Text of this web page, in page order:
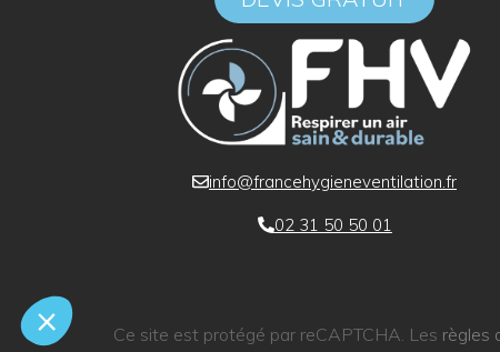
info@francehygieneventilation.fr
02 31 50 50 01
Ce site est protégé par reCAPTCHA. Les règles